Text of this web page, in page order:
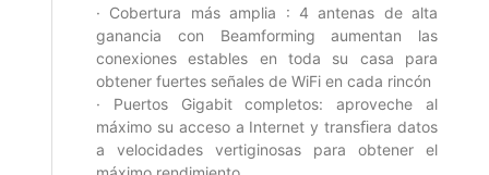
· Cobertura más amplia : 4 antenas de alta
ganancia con Beamforming aumentan las
conexiones estables en toda su casa para
obtener fuertes señales de WiFi en cada rincón
· Puertos Gigabit completos: aproveche al
máximo su acceso a Internet y transﬁera datos
a velocidades vertiginosas para obtener el